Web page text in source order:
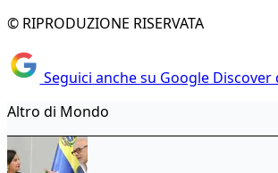
© RIPRODUZIONE RISERVATA
Seguici anche su Google Discover
Altro di Mondo